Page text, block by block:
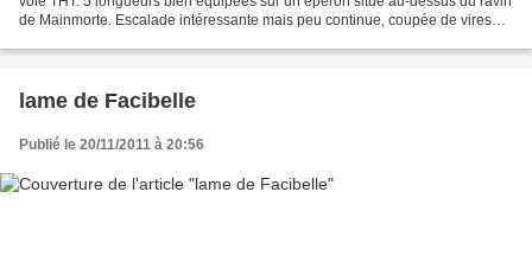
de Mainmorte. Escalade intéressante mais peu continue, coupée de vires
lame de Facibelle
Publié le 20/11/2011 à 20:56